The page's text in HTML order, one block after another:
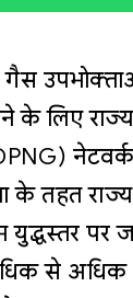
गैस
के लिए
नेटवर्क
के तहत
पर
से